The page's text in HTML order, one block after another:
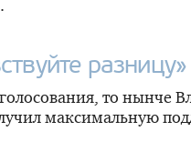
разницу»
голосования, то нынче
максимальную